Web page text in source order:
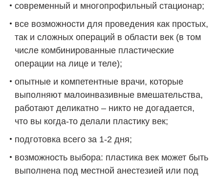
современный и многопрофильный стационар;
все возможности для проведения как простых,
так и сложных операций в области век (в том
числе комбинированные пластические
операции на лице и теле);
опытные и компетентные врачи, которые
выполняют малоинвазивные вмешательства,
работают деликатно – никто не догадается,
что вы когда-то делали пластику век;
подготовка всего за 1-2 дня;
возможность выбора: пластика век может быть
выполнена под местной анестезией или под